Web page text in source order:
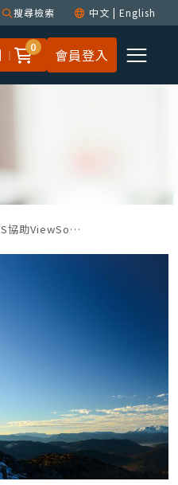
搜尋檢索 中文 | English
0 會員登入
率先達成EPEAT 2.0驗證，推動IT產業的可持續發展